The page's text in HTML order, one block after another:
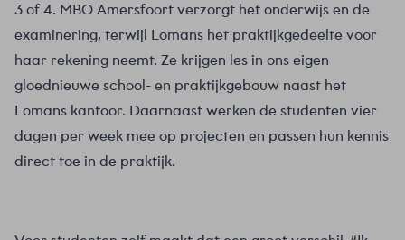
3 of 4. MBO Amersfoort verzorgt het onderwijs en de
examinering, terwijl Lomans het praktijkgedeelte voor
haar rekening neemt. Ze krijgen les in ons eigen
gloednieuwe school- en praktijkgebouw naast het
Lomans kantoor. Daarnaast werken de studenten vier
dagen per week mee op projecten en passen hun kennis
direct toe in de praktijk.